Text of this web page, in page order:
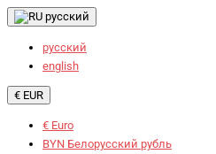
русский
русский
english
€ EUR
€ Euro
BYN Белорусский рубль